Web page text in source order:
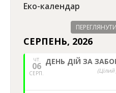
Еко-календар
СЕРПЕНЬ, 2026
ЧТ.
06
СЕРП.
ДЕНЬ ДІЙ ЗА